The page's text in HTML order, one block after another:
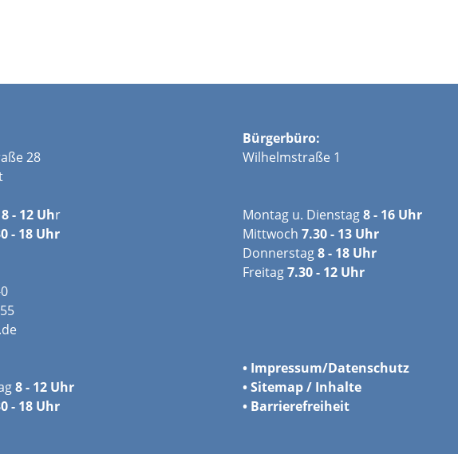
28
8 - 12 Uhr
- 18 Uhr
Bürgerbüro:
Wilhelmstraße 1
Montag u. Dienstag8 - 16 Uhr
Mittwoch 7.30 - 13 Uhr
Donnerstag8 - 18 Uhr
Freitag7.30 - 12 Uhr
8 - 12 Uhr
- 18 Uhr
• Impressum/Datenschutz
•Sitemap / Inhalte
• Barrierefreiheit